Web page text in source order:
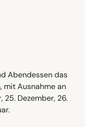
Abendessen das
mit Ausnahme an
25. Dezember, 26.